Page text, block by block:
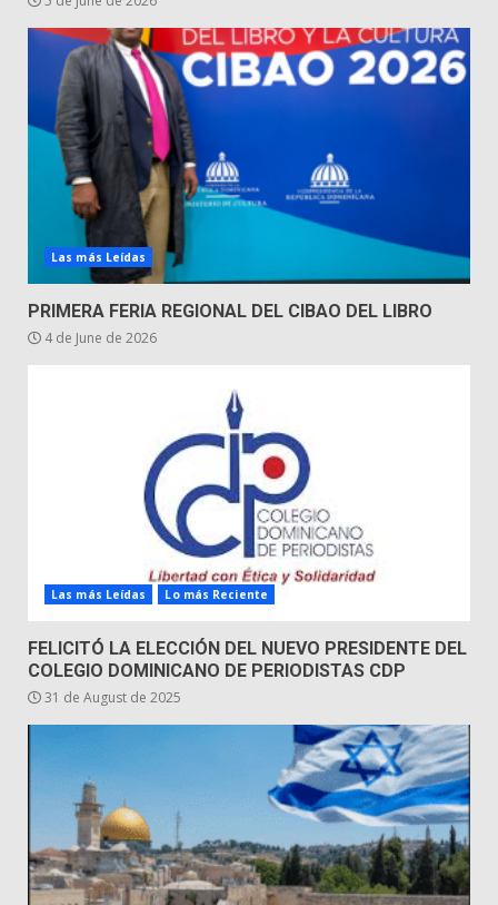
Las más Leídas
PRIMERA FERIA REGIONAL DEL CIBAO DEL LIBRO
4 de June de 2026
Las más Leídas Lo más Reciente
FELICITÓ LA ELECCIÓN DEL NUEVO PRESIDENTE DEL
COLEGIO DOMINICANO DE PERIODISTAS CDP
31 de August de 2025